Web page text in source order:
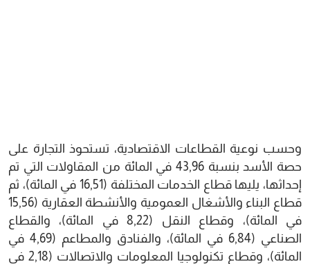
وحسب نوعية القطاعات الاقتصادية، تستحوذ التجارة على
حصة الأسد بنسبة 43,96 في المائة من المقاولات التي تم
إحداثها، يليها قطاع الخدمات المختلفة (16,51 في المائة)، ثم
قطاع البناء والأشغال العمومية والأنشطة العقارية (15,56
في المائة)، وقطاع النقل (8,22 في المائة)، والقطاع
الصناعي (6,84 في المائة)، والفنادق والمطاعم (4,69 في
المائة)، وقطاع تكنولوجيا المعلومات والاتصالات (2,18 في